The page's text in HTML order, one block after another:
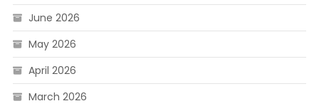
June 2026
May 2026
April 2026
March 2026